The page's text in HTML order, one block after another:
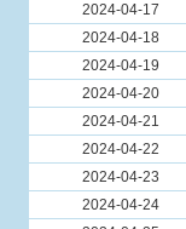
2024-04-17
2024-04-18
2024-04-19
2024-04-20
2024-04-21
2024-04-22
2024-04-23
2024-04-24